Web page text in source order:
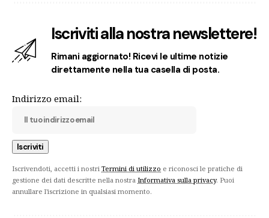
Iscriviti alla nostra newslettere!
Rimani aggiornato! Ricevi le ultime notizie
direttamente nella tua casella di posta.
Indirizzo email:
Iscrivendoti, accetti i nostri Termini di utilizzo e riconosci le pratiche di
gestione dei dati descritte nella nostra Informativa sulla privacy. Puoi
annullare l'iscrizione in qualsiasi momento.